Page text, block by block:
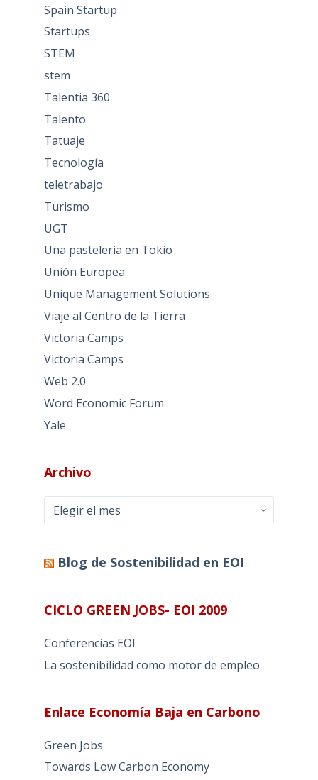
Spain Startup
Startups
STEM
stem
Talentia 360
Talento
Tatuaje
Tecnología
teletrabajo
Turismo
UGT
Una pasteleria en Tokio
Unión Europea
Unique Management Solutions
Viaje al Centro de la Tierra
Victoria Camps
Victoria Camps
Web 2.0
Word Economic Forum
Yale
Archivo
Archivo
Blog de Sostenibilidad en EOI
CICLO GREEN JOBS- EOI 2009
Conferencias EOI
La sostenibilidad como motor de empleo
Enlace Economía Baja en Carbono
Green Jobs
Towards Low Carbon Economy